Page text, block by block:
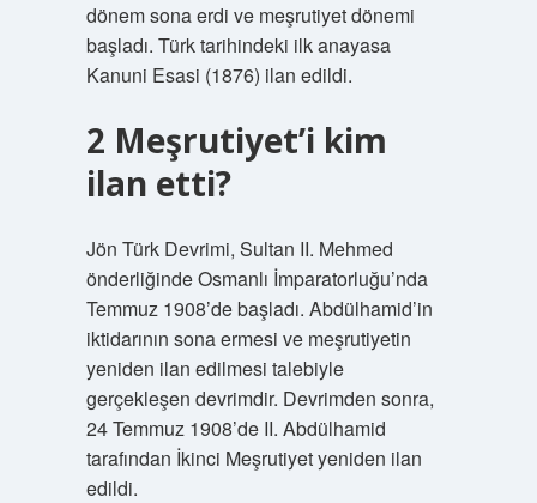
dönem sona erdi ve meşrutiyet dönemi
başladı. Türk tarihindeki ilk anayasa
Kanuni Esasi (1876) ilan edildi.
2 Meşrutiyet’i kim
ilan etti?
Jön Türk Devrimi, Sultan II. Mehmed
önderliğinde Osmanlı İmparatorluğu’nda
Temmuz 1908’de başladı. Abdülhamid’in
iktidarının sona ermesi ve meşrutiyetin
yeniden ilan edilmesi talebiyle
gerçekleşen devrimdir. Devrimden sonra,
24 Temmuz 1908’de II. Abdülhamid
tarafından İkinci Meşrutiyet yeniden ilan
edildi.